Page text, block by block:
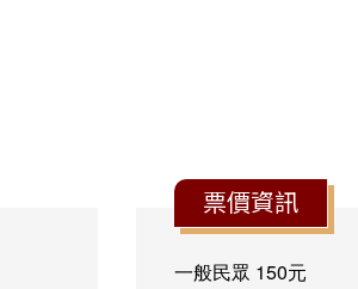
票價資訊
一般民眾 150元